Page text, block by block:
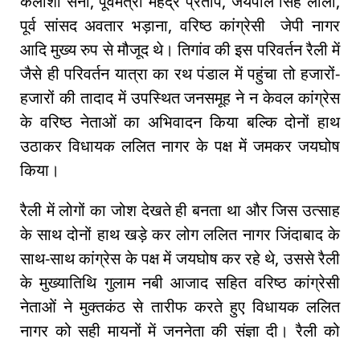
पूर्व सांसद अवतार भड़ाना, वरिष्ठ कांग्रेसी जेपी नागर
आदि मुख्य रुप से मौजूद थे। तिगांव की इस परिवर्तन रैली में
जैसे ही परिवर्तन यात्रा का रथ पंडाल में पहुंचा तो हजारों-
हजारों की तादाद में उपस्थित जनसमूह ने न केवल कांग्रेस
के वरिष्ठ नेताओं का अभिवादन किया बल्कि दोनों हाथ
उठाकर विधायक ललित नागर के पक्ष में जमकर जयघोष
किया।
रैली में लोगों का जोश देखते ही बनता था और जिस उत्साह
के साथ दोनों हाथ खड़े कर लोग ललित नागर जिंदाबाद के
साथ-साथ कांग्रेस के पक्ष में जयघोष कर रहे थे, उससे रैली
के मुख्यातिथि गुलाम नबी आजाद सहित वरिष्ठ कांग्रेसी
नेताओं ने मुक्तकंठ से तारीफ करते हुए विधायक ललित
नागर को सही मायनों में जननेता की संज्ञा दी। रैली को